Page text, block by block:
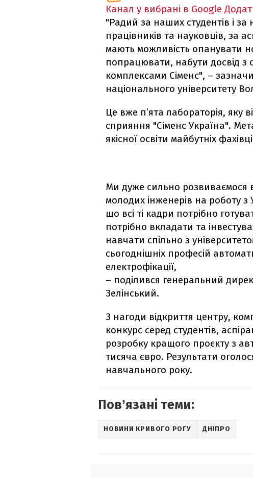
Канал у вибрані в Google
"Радий за наших студентів і
працівників та науковців, за
мають можливість опанувати
попрацювати, набути досвід з
комплексами Сіменс", –
національного університету
Це вже п’ята лабораторія, яку
сприяння "Сіменс Україна".
якісної освіти майбутніх
Ми дуже сильно розвиваємося
молодих інженерів на роботу з
що всі ті кадри потрібно
потрібно вкладати та
навчати спільно з
сьогоднішніх професій
електрофікації,
– поділився генеральний
Зелінський.
З нагоди відкриття центру,
конкурс серед студентів,
розробку кращого проєкту з
тисяча євро. Результати
навчального року.
Повʼязані теми:
НОВИНИ КРИВОГО РОГУ ДНІПРО